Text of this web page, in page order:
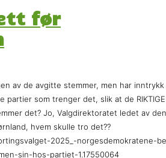
før
av de avgitte stemmer, men har inntrykk
som trenger det, slik at de RIKTIGE
det? Jo, Valgdirektoratet ledet av den
hvem skulle tro det??
2025_-norgesdemokratene-
sin-hos-partiet-1.17550064